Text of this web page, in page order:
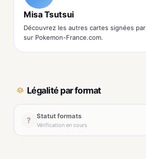
Misa Tsutsui
Découvrez les autres cartes signées par
sur Pokemon-France.com.
Légalité par format
? Statut formats
Vérification en cours